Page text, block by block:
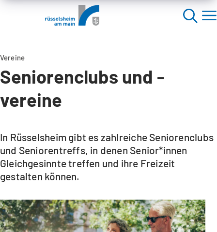
Vereine
Seniorenclubs und -
vereine
In Rüsselsheim gibt es zahlreiche Seniorenclubs
und Seniorentreffs, in denen Senior*innen
Gleichgesinnte treffen und ihre Freizeit
gestalten können.